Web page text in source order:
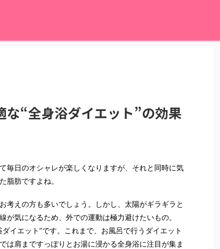
な“全身浴ダイエット”の効果
毎日のオシャレが楽しくなりますが、それと同時に気
脂肪ですよね。
考えの方も多いでしょう。しかし、太陽がギラギラと
が気になるため、外での運動は極力避けたいもの。
イエット”です。これまで、お風呂で行うダイエット
は肩まですっぽりとお湯に浸かる全身浴に注目が集ま